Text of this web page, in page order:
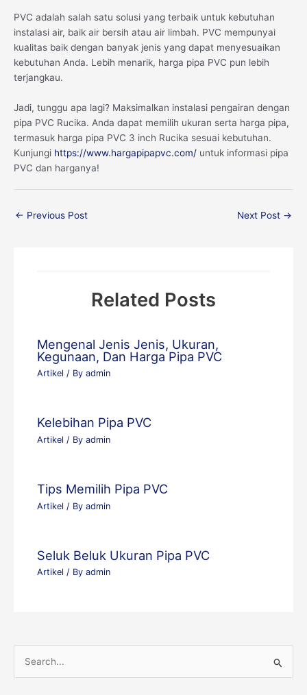
PVC adalah salah satu solusi yang terbaik untuk kebutuhan
instalasi air, baik air bersih atau air limbah. PVC mempunyai
kualitas baik dengan banyak jenis yang dapat menyesuaikan
kebutuhan Anda. Lebih menarik, harga pipa PVC pun lebih
terjangkau.
Jadi, tunggu apa lagi? Maksimalkan instalasi pengairan dengan
pipa PVC Rucika. Anda dapat memilih ukuran serta harga pipa,
termasuk harga pipa PVC 3 inch Rucika sesuai kebutuhan.
Kunjungi https://www.hargapipapvc.com/ untuk informasi pipa
PVC dan harganya!
← Previous Post Next Post →
Related Posts
Mengenal Jenis Jenis, Ukuran,
Kegunaan, Dan Harga Pipa PVC
Artikel / Byadmin
Kelebihan Pipa PVC
Artikel / Byadmin
Tips Memilih Pipa PVC
Artikel / Byadmin
Seluk Beluk Ukuran Pipa PVC
Artikel / Byadmin